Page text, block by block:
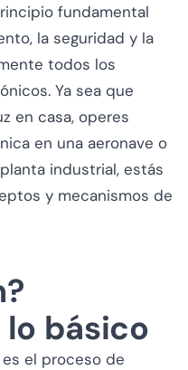
fundamental
la seguridad y la
todos los
Ya sea que
en casa, operes
en una aeronave o
industrial, estás
y mecanismos de
básico
es el proceso de